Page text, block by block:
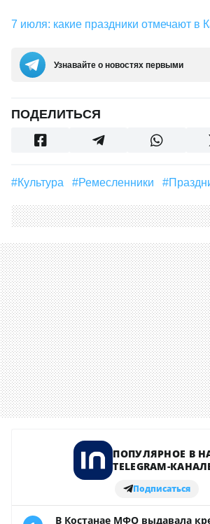
7 июля: какие праздники отмечают в
Узнавайте о новостях первыми
ПОДЕЛИТЬСЯ
#Культура #Ремесленники